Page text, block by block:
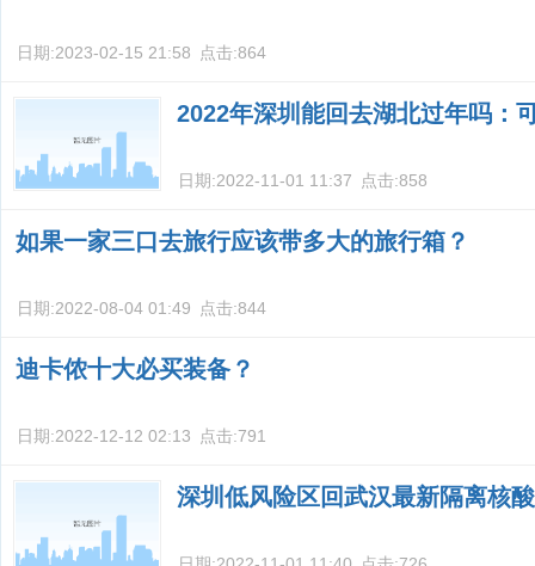
日期:2023-02-15 21:58 点击:864
2022年深圳能回去湖北过年吗：
日期:2022-11-01 11:37 点击:858
如果一家三口去旅行应该带多大的旅行箱？
日期:2022-08-04 01:49 点击:844
迪卡侬十大必买装备？
日期:2022-12-12 02:13 点击:791
深圳低风险区回武汉最新隔离核